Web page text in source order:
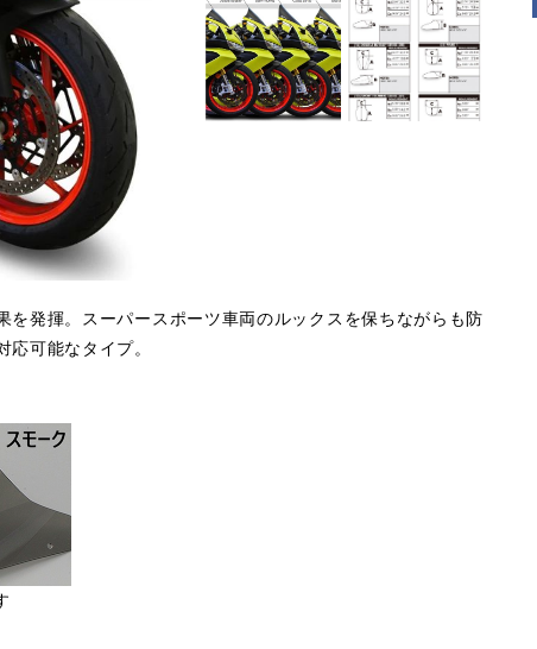
発揮。スーパースポーツ車両のルックスを保ちながらも防
可能なタイプ。